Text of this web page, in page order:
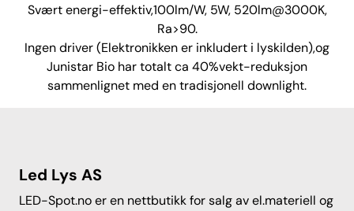
Svært energi-effektiv,100lm/W, 5W, 520lm@3000K,
Ra>90.
Ingen driver (Elektronikken er inkludert i lyskilden),og
Junistar Bio har totalt ca 40%vekt-reduksjon
sammenlignet med en tradisjonell downlight.
Led Lys AS
LED-Spot.no er en nettbutikk for salg av el.materiell og